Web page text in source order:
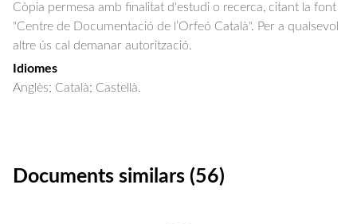
Còpia permesa amb finalitat d'estudi o recerca, citant la font
"Centre de Documentació de l’Orfeó Català". Per a qualsevol
altre ús cal demanar autorització.
Idiomes
Anglès; Català; Castellà.
Documents similars (56)